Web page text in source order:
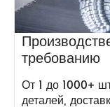
требованию
От 1 до 1000+
деталей,